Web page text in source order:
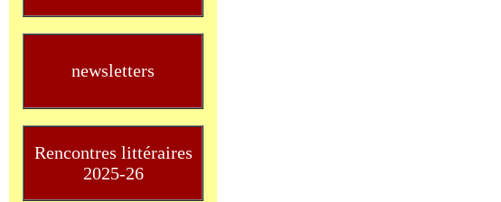
newsletters
Rencontres littéraires
2025-26